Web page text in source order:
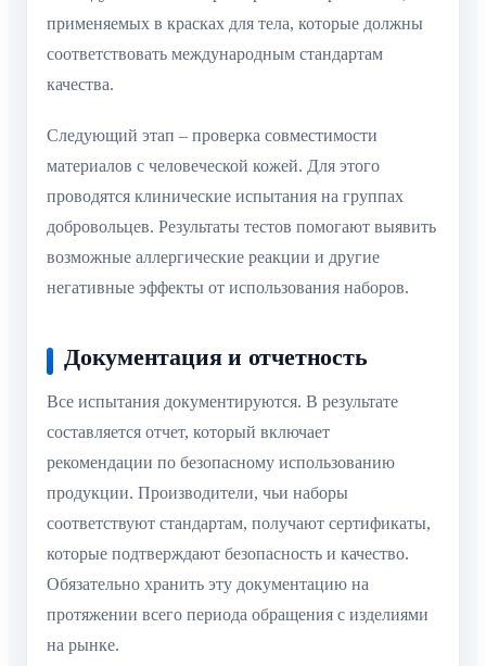
применяемых в красках для тела, которые должны
соответствовать международным стандартам
качества.
Следующий этап – проверка совместимости
материалов с человеческой кожей. Для этого
проводятся клинические испытания на группах
добровольцев. Результаты тестов помогают выявить
возможные аллергические реакции и другие
негативные эффекты от использования наборов.
Документация и отчетность
Все испытания документируются. В результате
составляется отчет, который включает
рекомендации по безопасному использованию
продукции. Производители, чьи наборы
соответствуют стандартам, получают сертификаты,
которые подтверждают безопасность и качество.
Обязательно хранить эту документацию на
протяжении всего периода обращения с изделиями
на рынке.